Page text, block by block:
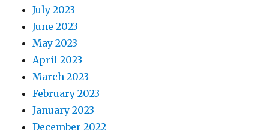
July 2023
June 2023
May 2023
April 2023
March 2023
February 2023
January 2023
December 2022